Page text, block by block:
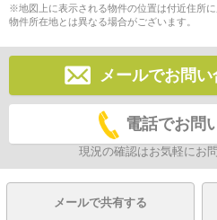
※地図上に表示される物件の位置は付近住所
物件所在地とは異なる場合がございます。
メールでお問
電話でお問
現況の確認はお気軽にお
メールで共有する